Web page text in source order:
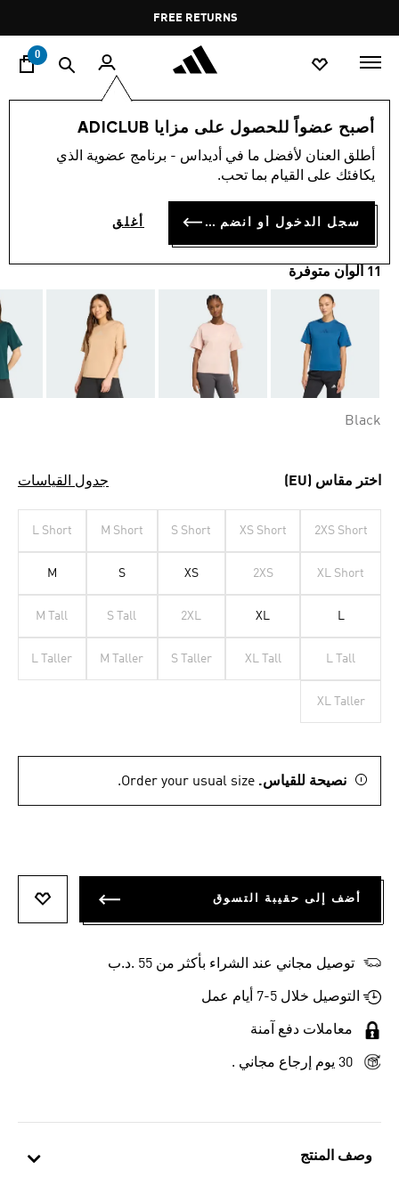
Pause
promotion
rotation
FREE RETURNS
0
أصبح عضواً للحصول على مزايا ADICLUB
أطلق العنان لأفضل ما في أديداس - برنامج عضوية الذي
يكافئك على القيام بما تحب.
سجل الدخول أو انضم الآن أغلق
وصف المنتج
النساء ملابس
تيشيرت ADIDAS Z.N.E.
BD 22.50
11 ألوان متوفرة
Black
اختر مقاس (EU) جدول القياسات
2XS Short
XS Short
S Short
M Short
L Short
XL Short
2XS
XS
S
M
L
XL
2XL
S Tall
M Tall
L Tall
XL Tall
S Taller
M Taller
L Taller
XL Taller
نصيحة للقياس. Order your usual size.
أضف إلى حقيبة التسوق
توصيل مجاني عند الشراء بأكثر من 55 .د.ب‎
التوصيل خلال 5-7 أيام عمل
معاملات دفع آمنة